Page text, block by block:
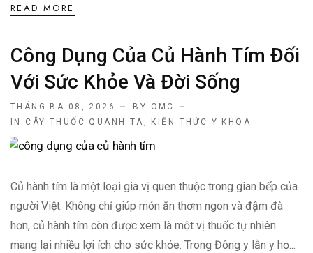
READ MORE
Công Dụng Của Củ Hành Tím Đối
Với Sức Khỏe Và Đời Sống
THÁNG BA 08, 2026
BY OMC
IN CÂY THUỐC QUANH TA KIẾN THỨC Y KHOA
Củ hành tím là một loại gia vị quen thuộc trong gian bếp của
người Việt. Không chỉ giúp món ăn thơm ngon và đậm đà
hơn, củ hành tím còn được xem là một vị thuốc tự nhiên
mang lại nhiều lợi ích cho sức khỏe. Trong Đông y lẫn y họ...